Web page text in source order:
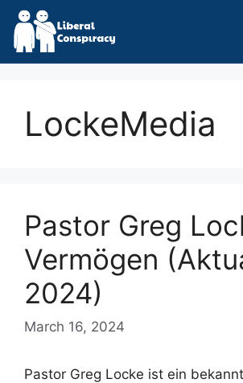
Skip
content
LockeMedia
Pastor Greg
Vermögen
2024)
March 16, 2024
Pastor Greg Locke ist ein